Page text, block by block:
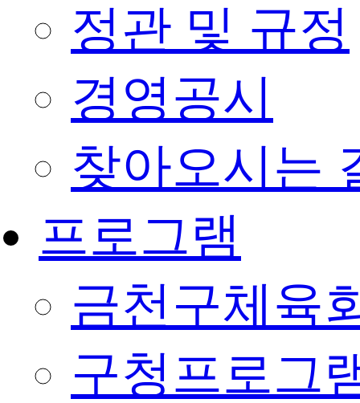
정관 및 규정
경영공시
찾아오시는
프로그램
금천구체육
구청프로그